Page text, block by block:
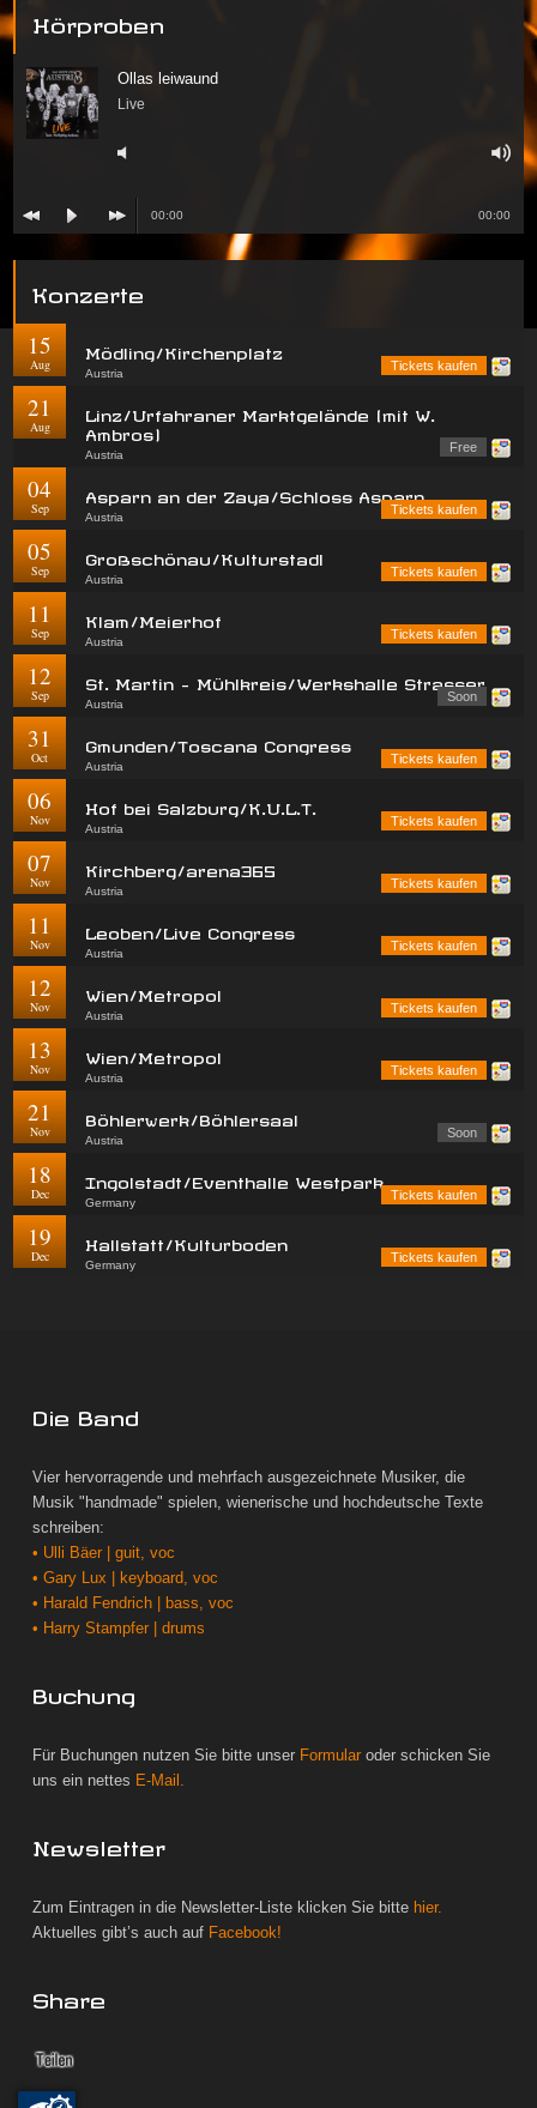
Hörproben
Ollas leiwaund
Live
00:00 00:00
Konzerte
15
Aug
Mödling/Kirchenplatz
Austria
Tickets kaufen
21
Aug
Linz/Urfahraner Marktgelände (mit W.
Ambros)
Austria
Free
04
Sep
Asparn an der Zaya/Schloss Asparn
Austria
Tickets kaufen
05
Sep
Großschönau/Kulturstadl
Austria
Tickets kaufen
11
Sep
Klam/Meierhof
Austria
Tickets kaufen
12
Sep
St. Martin - Mühlkreis/Werkshalle Strasser
Austria
Soon
31
Oct
Gmunden/Toscana Congress
Austria
Tickets kaufen
06
Nov
Hof bei Salzburg/K.U.L.T.
Austria
Tickets kaufen
07
Nov
Kirchberg/arena365
Austria
Tickets kaufen
11
Nov
Leoben/Live Congress
Austria
Tickets kaufen
12
Nov
Wien/Metropol
Austria
Tickets kaufen
13
Nov
Wien/Metropol
Austria
Tickets kaufen
21
Nov
Böhlerwerk/Böhlersaal
Austria
Soon
18
Dec
Ingolstadt/Eventhalle Westpark
Germany
Tickets kaufen
19
Dec
Hallstatt/Kulturboden
Germany
Tickets kaufen
Die Band
Vier hervorragende und mehrfach ausgezeichnete Musiker, die
Musik "handmade" spielen, wienerische und hochdeutsche Texte
schreiben:
• Ulli Bäer | guit, voc
• Gary Lux | keyboard, voc
• Harald Fendrich | bass, voc
• Harry Stampfer | drums
Buchung
Für Buchungen nutzen Sie bitte unser Formular oder schicken Sie
uns ein nettes E-Mail.
Newsletter
Zum Eintragen in die Newsletter-Liste klicken Sie bitte hier.
Aktuelles gibt’s auch auf Facebook!
Share